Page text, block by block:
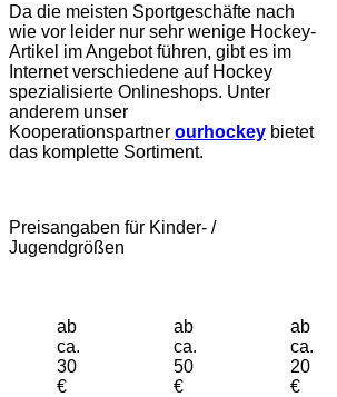
Da die meisten Sportgeschäfte nach
wie vor leider nur sehr wenige Hockey-
Artikel im Angebot führen, gibt es im
Internet verschiedene auf Hockey
spezialisierte Onlineshops. Unter
anderem unser
Kooperationspartner ourhockey bietet
das komplette Sortiment.
Preisangaben für Kinder- /
Jugendgrößen
ab
ca.
30
€
ab
ca.
50
€
ab
ca.
20
€